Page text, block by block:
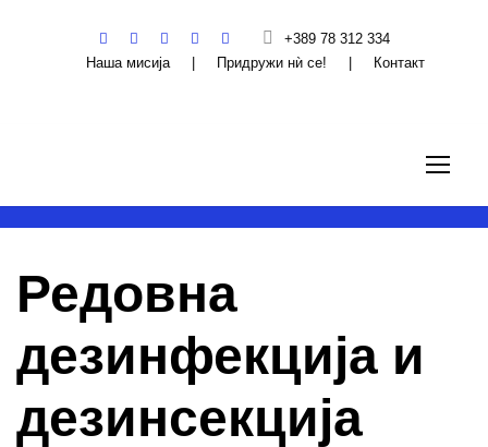
+389 78 312 334
Наша мисија
Придружи нѝ се! Контакт
Редовна
дезинфекција и
дезинсекција